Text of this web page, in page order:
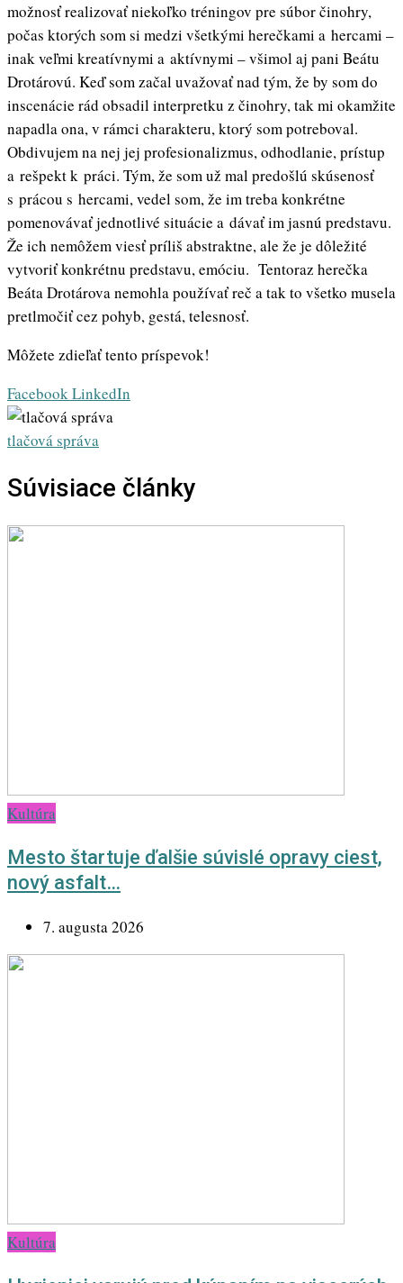
možnosť realizovať niekoľko tréningov pre súbor činohry,
počas ktorých som si medzi všetkými herečkami a hercami –
inak veľmi kreatívnymi a aktívnymi – všimol aj pani Beátu
Drotárovú. Keď som začal uvažovať nad tým, že by som do
inscenácie rád obsadil interpretku z činohry, tak mi okamžite
napadla ona, v rámci charakteru, ktorý som potreboval.
Obdivujem na nej jej profesionalizmus, odhodlanie, prístup
a rešpekt k práci. Tým, že som už mal predošlú skúsenosť
s prácou s hercami, vedel som, že im treba konkrétne
pomenovávať jednotlivé situácie a dávať im jasnú predstavu.
Že ich nemôžem viesť príliš abstraktne, ale že je dôležité
vytvoriť konkrétnu predstavu, emóciu. Tentoraz herečka
Beáta Drotárova nemohla používať reč a tak to všetko musela
pretlmočiť cez pohyb, gestá, telesnosť.
Môžete zdieľať tento príspevok!
FacebookLinkedIn
tlačová správa
Súvisiace články
Kultúra
Mesto štartuje ďalšie súvislé opravy ciest,
nový asfalt…
7. augusta 2026
Kultúra